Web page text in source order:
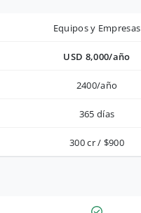
Equipos y Empresas
USD 8,000/año
2400/año
365 días
300 cr / $900